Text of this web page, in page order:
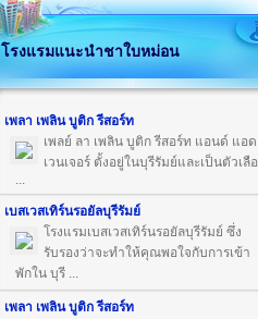
โรงแรมแนะนำชาใบหม่อน
เพลา เพลิน บูติก รีสอร์ท
เพลย์ ลา เพลิน บูติก รีสอร์ท แอนด์ แอด
เวนเจอร์ ตั้งอยู่ในบุรีรัมย์และเป็นตัวเลือ
...
เบสเวสเทิร์นรอยัลบุรีรัมย์
โรงแรมเบสเวสเทิร์นรอยัลบุรีรัมย์ ซึ่ง
รับรองว่าจะทำให้คุณพอใจกับการเข้า
พักใน บุรี ...
เพลา เพลิน บูติก รีสอร์ท